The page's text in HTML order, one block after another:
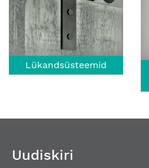
Lükandsüsteemid
Uudiskiri